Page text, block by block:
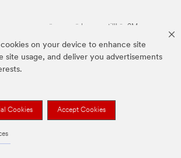
cookies on your device to enhance site
site usage, and deliver you advertisements
Cookies Accept Cookies
anges ovan är varumärken som tillhör 3M.